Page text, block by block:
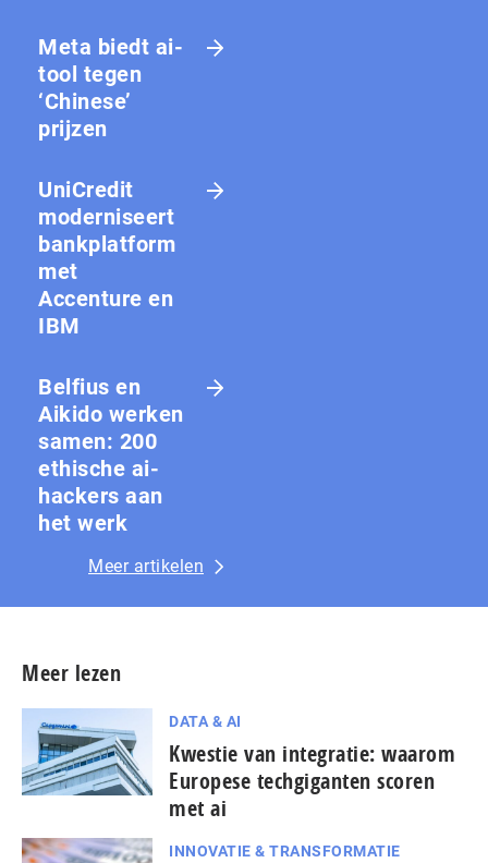
Meta biedt ai-
tool tegen
‘Chinese’
prijzen
UniCredit
moderniseert
bankplatform
met
Accenture en
IBM
Belfius en
Aikido werken
samen: 200
ethische ai-
hackers aan
het werk
Meer artikelen
Meer lezen
DATA & AI
Kwestie van integratie: waarom
Europese techgiganten scoren
met ai
INNOVATIE & TRANSFORMATIE